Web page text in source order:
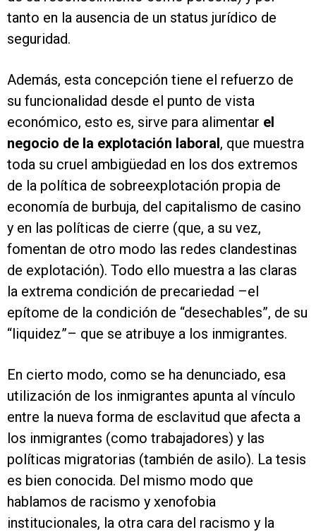
tanto en la ausencia de un status jurídico de
seguridad.
Además, esta concepción tiene el refuerzo de
su funcionalidad desde el punto de vista
económico, esto es, sirve para alimentar el
negocio de la explotación laboral, que muestra
toda su cruel ambigüedad en los dos extremos
de la política de sobreexplotación propia de
economía de burbuja, del capitalismo de casino
y en las políticas de cierre (que, a su vez,
fomentan de otro modo las redes clandestinas
de explotación). Todo ello muestra a las claras
la extrema condición de precariedad –el
epítome de la condición de “desechables”, de su
“liquidez”– que se atribuye a los inmigrantes.
En cierto modo, como se ha denunciado, esa
utilización de los inmigrantes apunta al vínculo
entre la nueva forma de esclavitud que afecta a
los inmigrantes (como trabajadores) y las
políticas migratorias (también de asilo). La tesis
es bien conocida. Del mismo modo que
hablamos de racismo y xenofobia
institucionales, la otra cara del racismo y la